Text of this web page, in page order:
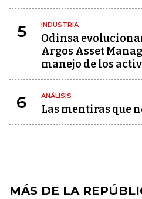
5 INDUSTRIA
Odinsa
Argos Asset
manejo de los
6 ANÁLISIS
Las mentiras que
MÁS DE LA